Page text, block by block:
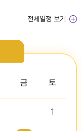
금 토
1
전체일정 보기